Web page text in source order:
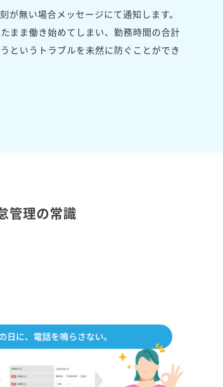
が無い場合メッセージにて通知します。
まま働き始めてしまい、勤務時間の合計
というトラブルを未然に防ぐことができ
管理の常識